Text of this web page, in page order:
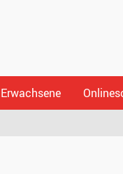
Erwachsene